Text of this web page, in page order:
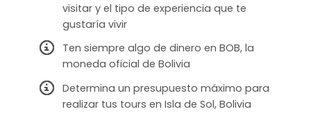
visitar y el tipo de experiencia que te
gustaría vivir
Ten siempre algo de dinero en BOB, la
moneda oficial de Bolivia
Determina un presupuesto máximo para
realizar tus tours en Isla de Sol, Bolivia